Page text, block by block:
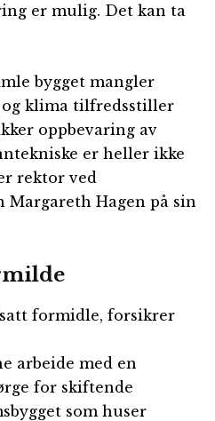
er mulig. Det kan ta
bygget mangler
klima tilfredsstiller
oppbevaring av
er heller ikke
rektor ved
Hagen på sin
formidle, forsikrer
arbeide med en
for skiftende
som huser